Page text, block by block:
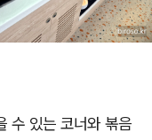
수 있는 코너와 볶음